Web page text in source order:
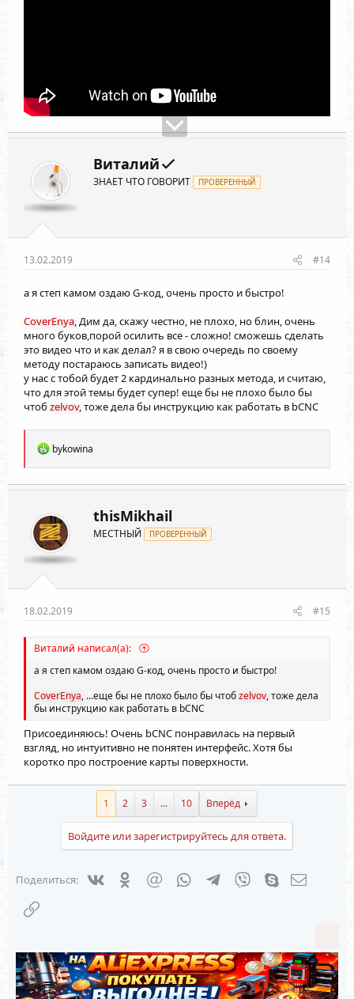
Витaлий
ЗНАЕТ ЧТО ГОВОРИТ ПРОВЕРЕННЫЙ
13.02.2019 #14
а я степ камом оздаю G-код, очень просто и быстро!
CoverEnya, Дим да, скажу честно, не плохо, но блин, очень
много буков,порой осилить все - сложно! сможешь сделать
это видео что и как делал? я в свою очередь по своему
методу постараюсь записать видео!)
у нас с тобой будет 2 кардинально разных метода, и считаю,
что для этой темы будет супер! еще бы не плохо было бы
чтоб zelvov, тоже дела бы инструкцию как работать в bCNC
Р
а
к
и
и
:
bykowina
thisMikhail
МЕСТНЫЙ ПРОВЕРЕННЫЙ
18.02.2019 #15
Витaлий написал(а):
а я степ камом оздаю G-код, очень просто и быстро!
CoverEnya, ...еще бы не плохо было бы чтобzelvov, тоже дела
бы инструкцию как работать в bCNC
Присоединяюсь! Очень bCNC понравилась на первый
взгляд, но интуитивно не понятен интерфейс. Хотя бы
коротко про построение карты поверхности.
1 2 3 ... 10 Вперёд
Войдите или зарегистрируйтесь для ответа.
Поделиться: VkontakteOdnoklassniki
Mail.ru WhatsAppTelegramViber Skype